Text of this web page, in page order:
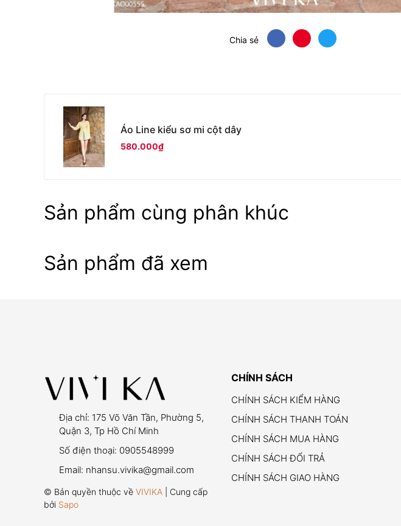
Chia sẻ
Áo Line kiểu sơ mi cột dây
580.000₫
Sản phẩm cùng phân khúc
Sản phẩm đã xem
Địa chỉ: 175 Võ Văn Tần, Phường 5,
Quận 3, Tp Hồ Chí Minh
Số điện thoại: 0905548999
Email: nhansu.vivika@gmail.com
© Bản quyền thuộc về VIVIKA | Cung cấp
bởi Sapo
CHÍNH SÁCH
CHÍNH SÁCH KIỂM HÀNG
CHÍNH SÁCH THANH TOÁN
CHÍNH SÁCH MUA HÀNG
CHÍNH SÁCH ĐỔI TRẢ
CHÍNH SÁCH GIAO HÀNG